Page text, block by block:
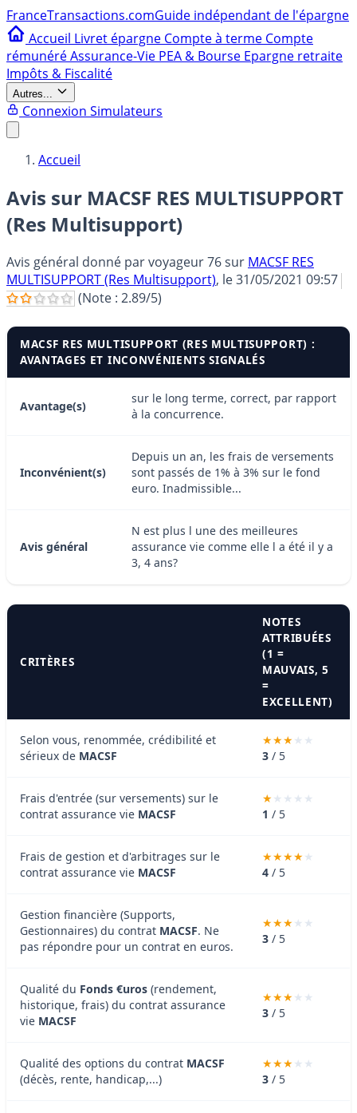
FranceTransactions.comGuide indépendant de l'épargne
Accueil Livret épargne Compte à terme Compte
rémunéréAssurance-Vie PEA & Bourse Epargne retraite
Impôts & Fiscalité
Autres...
Connexion Simulateurs
Accueil
Avis sur MACSF RES MULTISUPPORT
(Res Multisupport)
Avis général donné parvoyageur 76sur MACSF RES
MULTISUPPORT (Res Multisupport), le31/05/2021 09:57
(Note : 2.89/5)
MACSF RES MULTISUPPORT (RES MULTISUPPORT) :
AVANTAGES ET INCONVÉNIENTS SIGNALÉS
Avantage(s)
sur le long terme, correct, par rapport
à la concurrence.
Inconvénient(s)
Depuis un an, les frais de versements
sont passés de 1% à 3% sur le fond
euro. Inadmissible...
Avis général
N est plus l une des meilleures
assurance vie comme elle l a été il y a
3, 4 ans?
CRITÈRES
NOTES
ATTRIBUÉES
(1 =
MAUVAIS, 5
=
EXCELLENT)
Selon vous, renommée, crédibilité et
sérieux de MACSF 3 / 5
Frais d'entrée (sur versements) sur le
contrat assurance vie MACSF 1 / 5
Frais de gestion et d'arbitrages sur le
contrat assurance vie MACSF 4 / 5
Gestion financière (Supports,
Gestionnaires) du contrat MACSF. Ne
pas répondre pour un contrat en euros.
3 / 5
Qualité du Fonds €uros (rendement,
historique, frais) du contrat assurance
vie MACSF
3 / 5
Qualité des options du contrat MACSF
(décès, rente, handicap,...)
3 / 5